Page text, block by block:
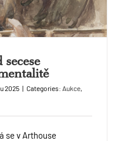
2025 | Categories: Aukce
se v Arthouse